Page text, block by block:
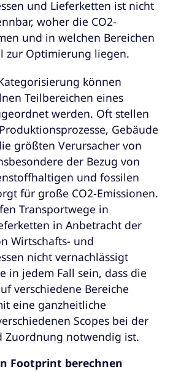
und Lieferketten ist nicht
woher die CO2-
und in welchen Bereichen
zur Optimierung liegen.
können
Teilbereichen eines
werden. Oft stellen
Gebäude
größten Verursacher von
der Bezug von
und fossilen
für große CO2-Emissionen.
Transportwege in
in Anbetracht der
Wirtschafts- und
nicht vernachlässigt
in jedem Fall sein, dass die
verschiedene Bereiche
eine ganzheitliche
Scopes bei der
notwendig ist.
Footprint berechnen